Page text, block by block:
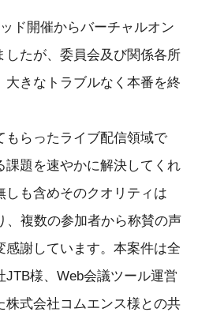
ド開催からバーチャルオン
したが、委員会及び関係各所
大きなトラブルなく本番を終
もらったライブ配信領域で
課題を速やかに解決してくれ
しも含めそのクオリティは
、複数の参加者から称賛の声
感謝しています。本案件は全
様、Web会議ツール運営
株式会社コムエンス様との共